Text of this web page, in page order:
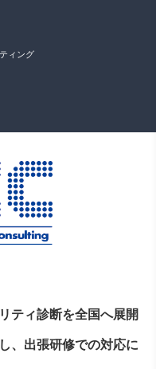
ィング
ティ診断を全国へ展開
、出張研修での対応に